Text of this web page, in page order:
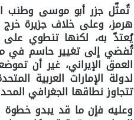
تُمثّل جزر أبو موسى وطنب
هرمز، وعلى خلاف جزيرة
يُعتدّ به، لكنها تنطوي
تُفضي إلى تغيير حاسم في
العمق الإيراني، غير أن
لدولة الإمارات العربية
تتجاوز نطاقها الجغرافي
وعليه فإن ما قد يبدو